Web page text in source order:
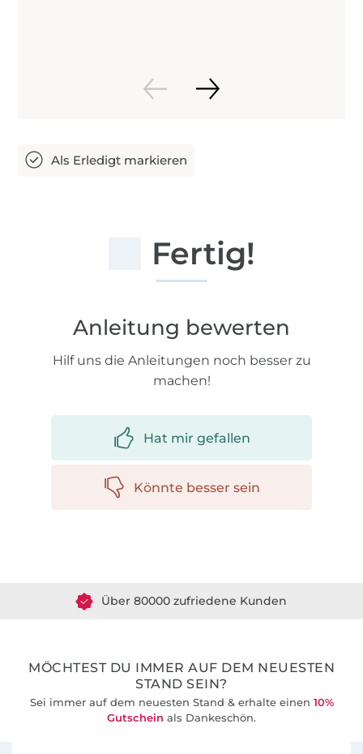
Fertig!
Anleitung bewerten
Hilf uns die Anleitungen noch besser zu
machen!
Hat mir gefallen
Könnte besser sein
MÖCHTEST DU IMMER AUF DEM NEUESTEN
STAND SEIN?
Sei immer auf dem neuesten Stand & erhalte einen 10%
Gutschein als Dankeschön.